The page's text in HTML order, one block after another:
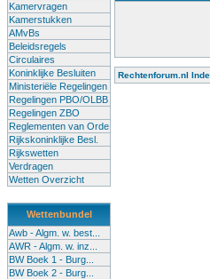
Kamervragen
Kamerstukken
AMvBs
Beleidsregels
Circulaires
Koninklijke Besluiten
Ministeriële Regelingen
Regelingen PBO/OLBB
Regelingen ZBO
Reglementen van Orde
Rijkskoninklijke Besl.
Rijkswetten
Verdragen
Wetten Overzicht
Wettenbundel
Awb - Algm. w. best...
AWR - Algm. w. inz...
BW Boek 1 - Burg...
BW Boek 2 - Burg...
Rechtenforum.nl